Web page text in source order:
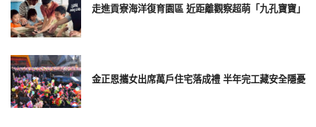
球迷拿著其他啦啦隊的照片向她炫耀，邊邊用狂喝倒采假生氣
的方式玩笑回應，自此不少球迷與她互動時，會對她喊胖胖或
律狂喝倒采，令她瞬間變臉回擊，走下舞台的過程中還反覆回
瞪該位球迷，疑似被激怒的反應引發不少討論。
走進貢寮海洋復育園區 近距離觀察超萌「九孔寶寶」
金正恩攜女出席萬戶住宅落成禮 半年完工藏安全隱憂